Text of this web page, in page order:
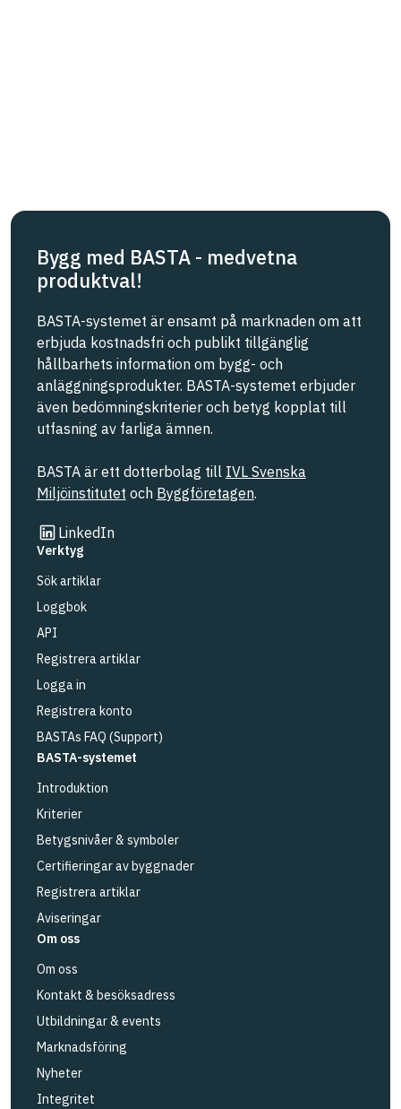
Bygg med BASTA - medvetna
produktval!
BASTA-systemet är ensamt på marknaden om att
erbjuda kostnadsfri och publikt tillgänglig
hållbarhets information om bygg- och
anläggningsprodukter. BASTA-systemet erbjuder
även bedömningskriterier och betyg kopplat till
utfasning av farliga ämnen.
BASTA är ett dotterbolag till IVL Svenska
Miljöinstitutet och Byggföretagen.
LinkedIn
Länk till annan webbplats
Verktyg
Sök artiklar
Loggbok
API
Registrera artiklar
Logga in
Registrera konto
BASTAs FAQ (Support)
BASTA-systemet
Introduktion
Kriterier
Betygsnivåer & symboler
Certifieringar av byggnader
Registrera artiklar
Aviseringar
Om oss
Om oss
Kontakt & besöksadress
Utbildningar & events
Marknadsföring
Nyheter
Integritet